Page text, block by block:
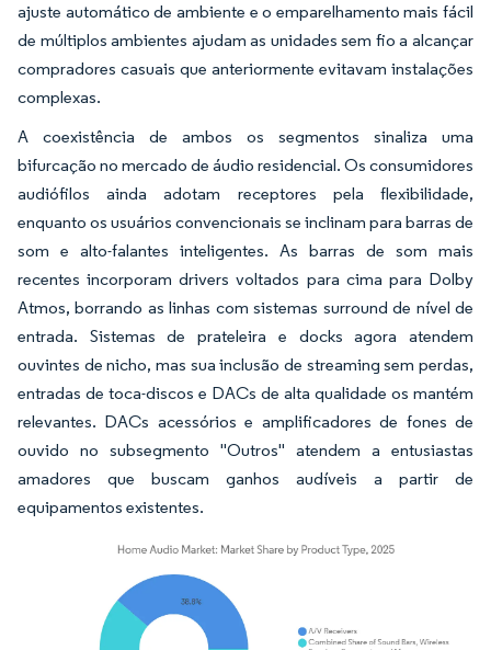
ajuste automático de ambiente e o emparelhamento mais fácil
de múltiplos ambientes ajudam as unidades sem fio a alcançar
compradores casuais que anteriormente evitavam instalações
complexas.
A coexistência de ambos os segmentos sinaliza uma
bifurcação no mercado de áudio residencial. Os consumidores
audiófilos ainda adotam receptores pela flexibilidade,
enquanto os usuários convencionais se inclinam para barras de
som e alto-falantes inteligentes. As barras de som mais
recentes incorporam drivers voltados para cima para Dolby
Atmos, borrando as linhas com sistemas surround de nível de
entrada. Sistemas de prateleira e docks agora atendem
ouvintes de nicho, mas sua inclusão de streaming sem perdas,
entradas de toca-discos e DACs de alta qualidade os mantém
relevantes. DACs acessórios e amplificadores de fones de
ouvido no subsegmento "Outros" atendem a entusiastas
amadores que buscam ganhos audíveis a partir de
equipamentos existentes.